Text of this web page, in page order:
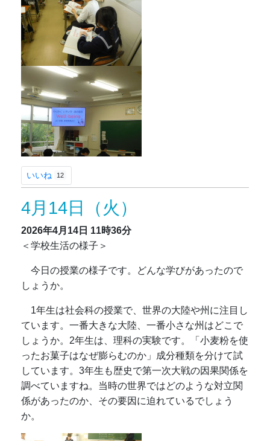
いいね 12
4月14日（火）
2026年4月14日 11時36分
＜学校生活の様子＞
今日の授業の様子です。どんな学びがあったので
しょうか。
1年生は社会科の授業で、世界の大陸や州に注目し
ています。一番大きな大陸、一番小さな州はどこで
しょうか。2年生は、理科の実験です。「小麦粉を使
ったお菓子はなぜ膨らむのか」成分種類を分けて試
しています。3年生も歴史で第一次大戦の因果関係を
調べていますね。当時の世界ではどのような対立関
係があったのか、その要因に迫れているでしょう
か。